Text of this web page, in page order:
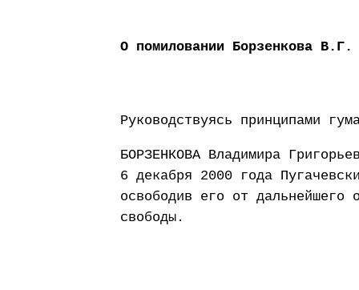
О помиловании Борзенкова В.Г.
Руководствуясь принципами
БОРЗЕНКОВА Владимира
6 декабря 2000 года
освободив его от дальнейшего
свободы.